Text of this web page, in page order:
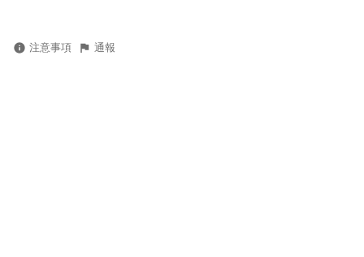
注意事項 通報